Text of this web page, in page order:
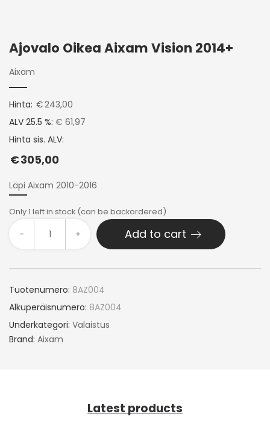
Ajovalo Oikea Aixam Vision 2014+
Aixam
Hinta: €243,00
ALV 25.5 %: € 61,97
Hinta sis. ALV:
€305,00
Läpi Aixam 2010-2016
Only 1 left in stock (can be backordered)
- + Add to cart
Tuotenumero: 8AZ004
Alkuperäisnumero: 8AZ004
Underkategori: Valaistus
Brand: Aixam
Latest products